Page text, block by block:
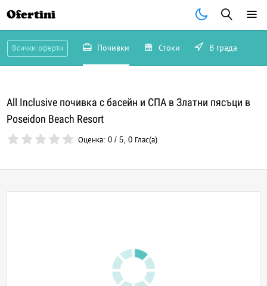
Ofertini
Всички оферти Почивки Стоки В града
All Inclusive почивка с басейн и СПА в Златни пясъци в
Poseidon Beach Resort
Оценка:0 /5,0 Глас(а)